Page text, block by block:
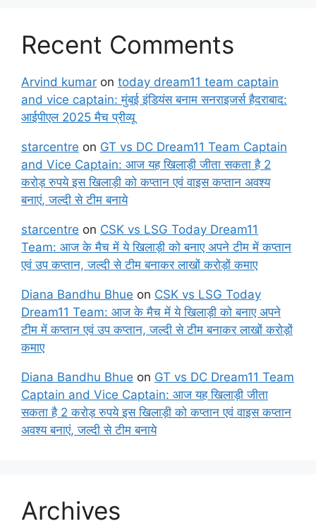
Recent Comments
Arvind kumar on today dream11 team captain
and vice captain: मुंबई इंडियंस बनाम सनराइजर्स हैदराबाद:
आईपीएल 2025 मैच प्रीव्यू
starcentre on GT vs DC Dream11 Team Captain
and Vice Captain: आज यह खिलाड़ी जीता सकता है 2
करोड़ रुपये इस खिलाड़ी को कप्तान एवं वाइस कप्तान अवश्य
बनाएं, जल्दी से टीम बनाये
starcentre on CSK vs LSG Today Dream11
Team: आज के मैच में ये खिलाड़ी को बनाए अपने टीम में कप्तान
एवं उप कप्तान, जल्दी से टीम बनाकर लाखों करोड़ों कमाए
Diana Bandhu Bhue on CSK vs LSG Today
Dream11 Team: आज के मैच में ये खिलाड़ी को बनाए अपने
टीम में कप्तान एवं उप कप्तान, जल्दी से टीम बनाकर लाखों करोड़ों
कमाए
Diana Bandhu Bhue on GT vs DC Dream11 Team
Captain and Vice Captain: आज यह खिलाड़ी जीता
सकता है 2 करोड़ रुपये इस खिलाड़ी को कप्तान एवं वाइस कप्तान
अवश्य बनाएं, जल्दी से टीम बनाये
Archives